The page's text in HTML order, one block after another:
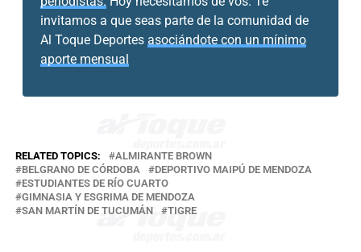
invitamos a que seas parte de la comunidad de
Al Toque Deportes asociándote con un mínimo
aporte mensual
RELATED TOPICS:
ALMIRANTE BROWN
BELGRANO DE CÓRDOBA
DEPORTIVO MAIPÚ DE MENDOZA
ESTUDIANTES DE RÍO CUARTO
GIMNASIA Y ESGRIMA DE MENDOZA
SAN MARTÍN DE TUCUMÁN
TIGRE